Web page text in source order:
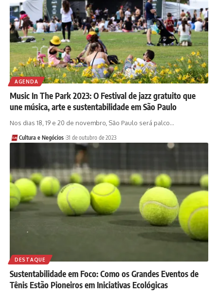
AGENDA
Music In The Park 2023: O Festival de jazz gratuito que
une música, arte e sustentabilidade em São Paulo
Nos dias 18, 19 e 20 de novembro, São Paulo será palco…
Cultura e Negócios 31 de outubro de 2023
DESTAQUE
Sustentabilidade em Foco: Como os Grandes Eventos de
Tênis Estão Pioneiros em Iniciativas Ecológicas